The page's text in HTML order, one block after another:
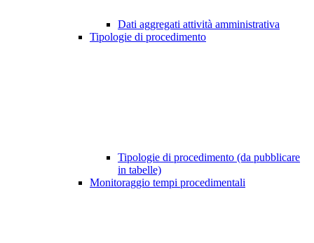
Dati aggregati attività amministrativa
Tipologie di procedimento
Tipologie di procedimento (da pubblicare
in tabelle)
Monitoraggio tempi procedimentali